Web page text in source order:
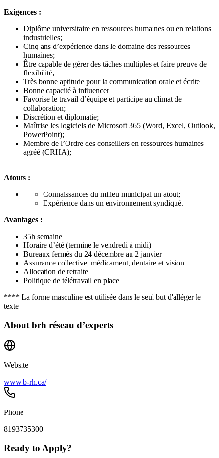
Exigences :
Diplôme universitaire en ressources humaines ou en relations
industrielles;
Cinq ans d’expérience dans le domaine des ressources
humaines;
Être capable de gérer des tâches multiples et faire preuve de
flexibilité;
Très bonne aptitude pour la communication orale et écrite
Bonne capacité à influencer
Favorise le travail d’équipe et participe au climat de
collaboration;
Discrétion et diplomatie;
Maîtrise les logiciels de Microsoft 365 (Word, Excel, Outlook,
PowerPoint);
Membre de l’Ordre des conseillers en ressources humaines
agréé (CRHA);
Atouts :
Connaissances du milieu municipal un atout;
Expérience dans un environnement syndiqué.
Avantages :
35h semaine
Horaire d’été (termine le vendredi à midi)
Bureaux fermés du 24 décembre au 2 janvier
Assurance collective, médicament, dentaire et vision
Allocation de retraite
Politique de télétravail en place
**** La forme masculine est utilisée dans le seul but d'alléger le
texte
About brh réseau d’experts
Website
www.b-rh.ca/
Phone
8193735300
Ready to Apply?